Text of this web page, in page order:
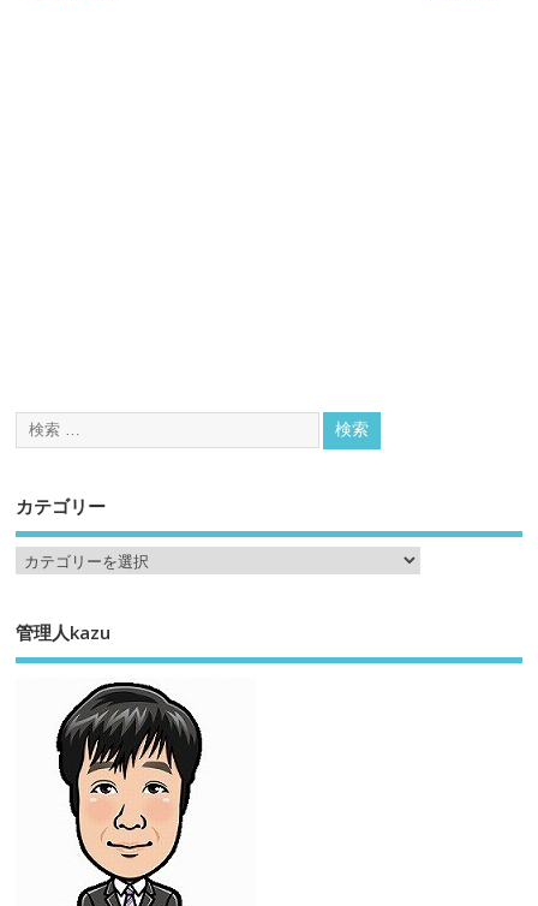
カテゴリー
管理人kazu